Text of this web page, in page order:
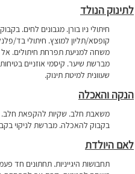
לתינוק הנולד
חיתולי ניו בורן. מגבונים לחים.
קופסא/תליון למוצץ. חיתולי בד/
משחה למניעת תפרחת חיתולים. אל
מברשת שיער. קיסמי אוזניים
שעוונית למיטת תינוק.
הנקה והאכלה
משאבת חלב. שקיות להקפאת חלב.
בקבוק להאכלה. מברשת לניקוי
לאם היולדת
תחבושות היגייניות. תחתונים חד